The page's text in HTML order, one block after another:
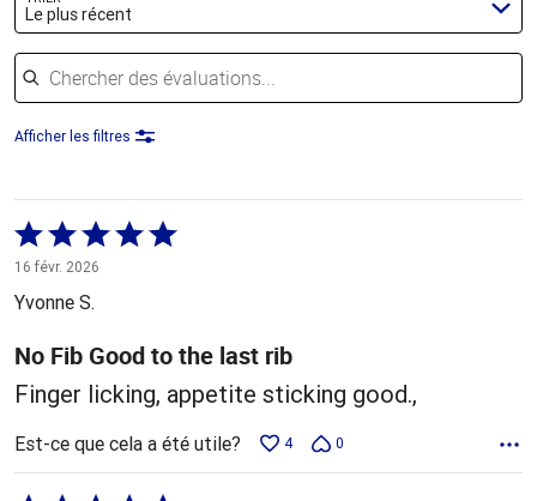
Le plus récent
Chercher des évaluations
Afficher les filtres
Coté
5 sur
5
16 févr. 2026
Yvonne S.
No Fib Good to the last rib
Finger licking, appetite sticking good.,
Est-ce que cela a été utile? 4 0